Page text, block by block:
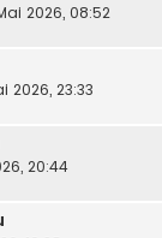
2026, 08:52
2026, 23:33
20:44